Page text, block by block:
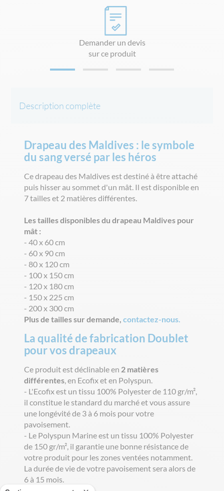
Demander un devis
sur ce produit
Description complète
Drapeau des Maldives : le symbole
du sang versé par les héros
Ce drapeau des Maldives est destiné à être attaché
puis hisser au sommet d'un mât. Il est disponible en
7 tailles et 2 matières différentes.
Les tailles disponibles du drapeau Maldives pour
mât :
- 40 x 60 cm
- 60 x 90 cm
- 80 x 120 cm
- 100 x 150 cm
- 120 x 180 cm
- 150 x 225 cm
- 200 x 300 cm
Plus de tailles sur demande, contactez-nous.
La qualité de fabrication Doublet
pour vos drapeaux
Ce produit est déclinable en 2 matières
différentes, en Ecofix et en Polyspun.
- L'Ecofix est un tissu 100% Polyester de 110 gr/m²,
il constitue le standard du marché et vous assure
une longévité de 3 à 6 mois pour votre
pavoisement.
- Le Polyspun Marine est un tissu 100% Polyester
de 150 gr/m², il garantie une bonne résistance de
votre produit pour les zones ventées notamment.
La durée de vie de votre pavoisement sera alors de
6 à 15 mois.